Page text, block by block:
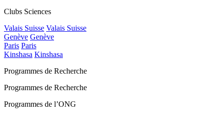
Clubs Sciences
Valais Suisse Valais Suisse
Genève Genève
Paris Paris
Kinshasa Kinshasa
Programmes de Recherche
Programmes de Recherche
Programmes de l’ONG